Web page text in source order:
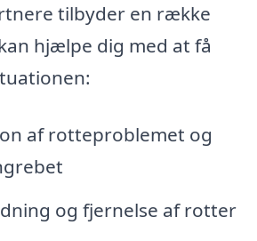
tilbyder en række
hjælpe dig med at få
af rotteproblemet og
og fjernelse af rotter